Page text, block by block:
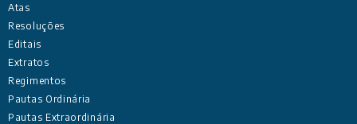
Atas
Resoluções
Editais
Extratos
Regimentos
Pautas Ordinária
Pautas Extraordinária